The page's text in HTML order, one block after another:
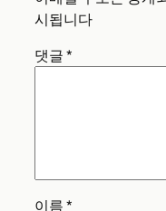
이메일 주소는 공개
시됩니다